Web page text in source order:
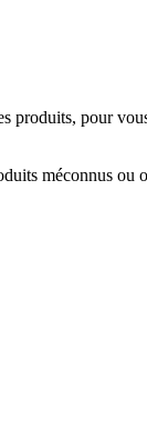
produits, pour
méconnus